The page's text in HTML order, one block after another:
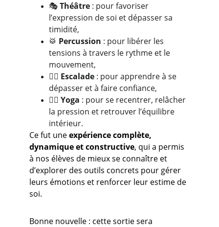
🎭 Théâtre : pour favoriser
l’expression de soi et dépasser sa
timidité,
🥁 Percussion : pour libérer les
tensions à travers le rythme et le
mouvement,
🧗‍♀️ Escalade : pour apprendre à se
dépasser et à faire confiance,
🧘‍♂️ Yoga : pour se recentrer, relâcher
la pression et retrouver l’équilibre
intérieur.
Ce fut une expérience complète,
dynamique et constructive, qui a permis
à nos élèves de mieux se connaître et
d’explorer des outils concrets pour gérer
leurs émotions et renforcer leur estime de
soi.
Bonne nouvelle : cette sortie sera